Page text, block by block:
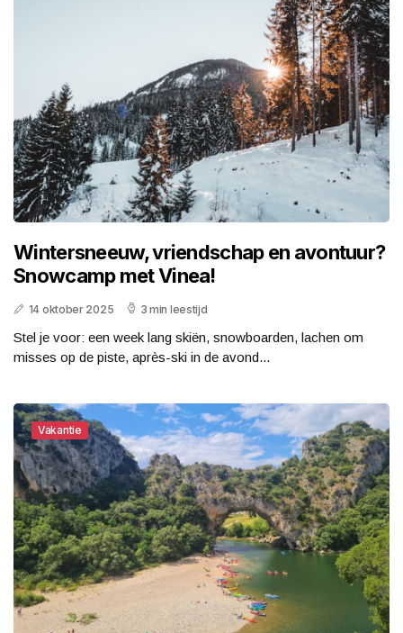
Wintersneeuw, vriendschap en avontuur?
Snowcamp met Vinea!
14 oktober 2025 3 min leestijd
Stel je voor: een week lang skiën, snowboarden, lachen om
misses op de piste, après-ski in de avond...
Vakantie